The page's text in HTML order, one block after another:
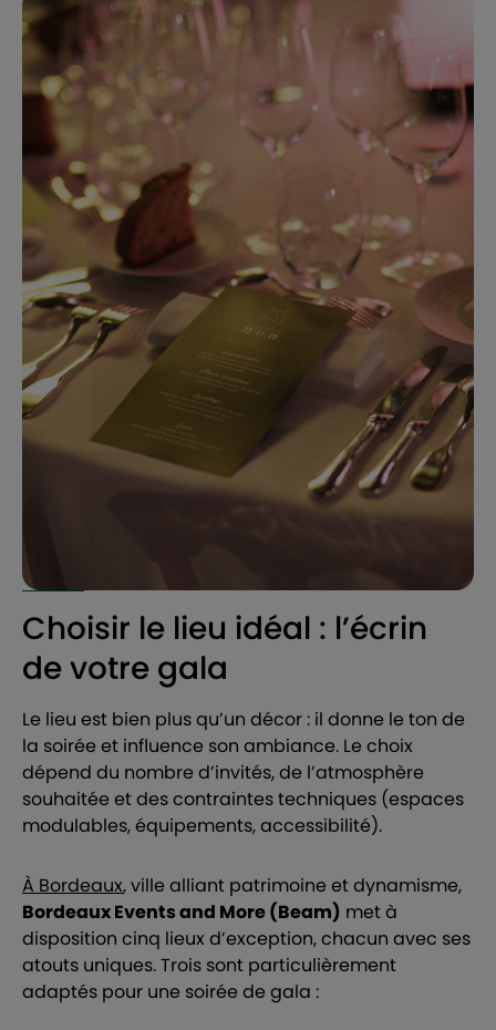
Choisir le lieu idéal : l’écrin
de votre gala
Le lieu est bien plus qu’un décor : il donne le ton de
la soirée et influence son ambiance. Le choix
dépend du nombre d’invités, de l’atmosphère
souhaitée et des contraintes techniques (espaces
modulables, équipements, accessibilité).
À Bordeaux, ville alliant patrimoine et dynamisme,
Bordeaux Events and More (Beam) met à
disposition cinq lieux d’exception, chacun avec ses
atouts uniques. Trois sont particulièrement
adaptés pour une soirée de gala :